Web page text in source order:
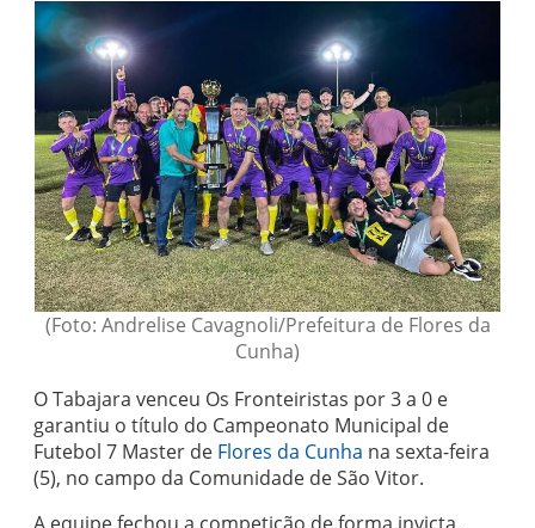
(Foto: Andrelise Cavagnoli/Prefeitura de Flores da
Cunha)
O Tabajara venceu Os Fronteiristas por 3 a 0 e
garantiu o título do Campeonato Municipal de
Futebol 7 Master de Flores da Cunha na sexta-feira
(5), no campo da Comunidade de São Vitor.